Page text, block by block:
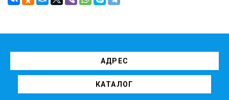
АДРЕС
КАТАЛОГ